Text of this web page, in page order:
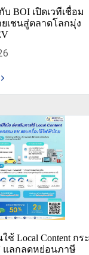
BOI เปิดเวทีเชื่อม
เชนสู่ตลาดโลกมุ่ง
ช้ Local Content กระ
แลกลดหย่อนภาษี